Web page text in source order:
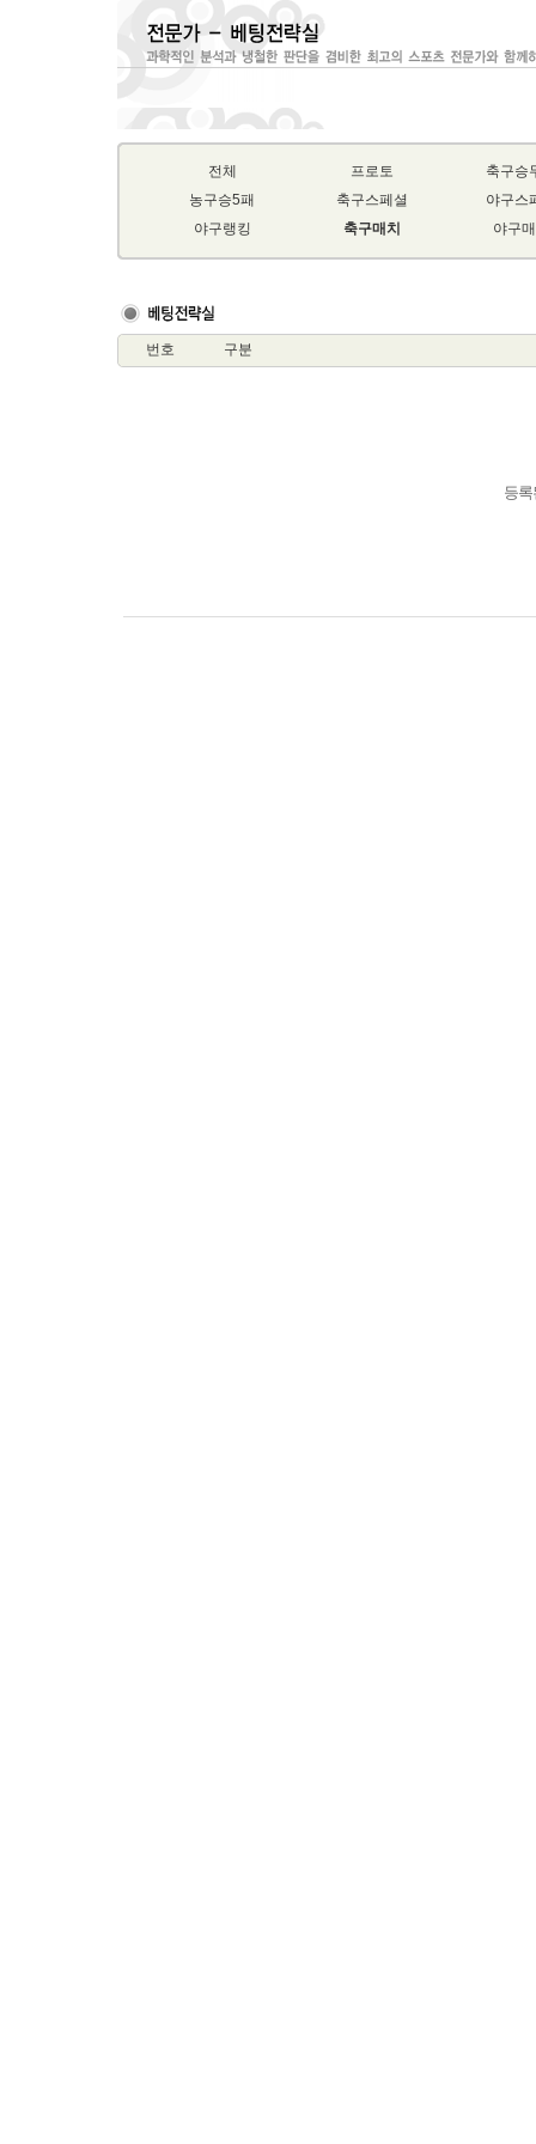
전체 프로토
축구승
농구승5패
축구스페셜
야구스
야구랭킹
축구매치 야구
번호 구분
등록